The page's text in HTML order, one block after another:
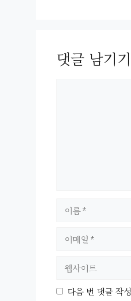
댓글 남기기
이 다음 번 댓글 작